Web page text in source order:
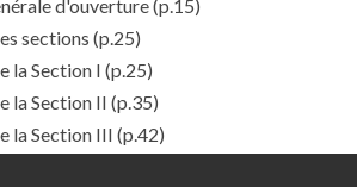
d'ouverture(p.15)
sections (p.25)
la Section I (p.25)
la Section II (p.35)
la Section III (p.42)